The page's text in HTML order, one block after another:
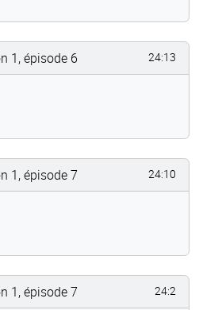
1, épisode 6 24:13
1, épisode 7 24:10
1, épisode 7 24:2